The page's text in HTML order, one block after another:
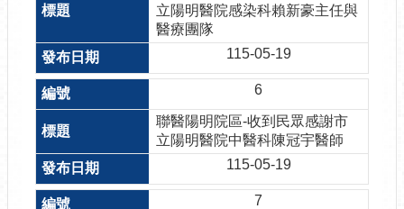
立陽明醫院感染科賴新豪主任與
醫療團隊
115-05-19
6
聯醫陽明院區-收到民眾感謝市
立陽明醫院中醫科陳冠宇醫師
115-05-19
7